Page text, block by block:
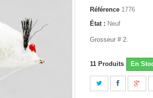
Référence 1776
État : Neuf
Grosseur # 2.
11 Produits En